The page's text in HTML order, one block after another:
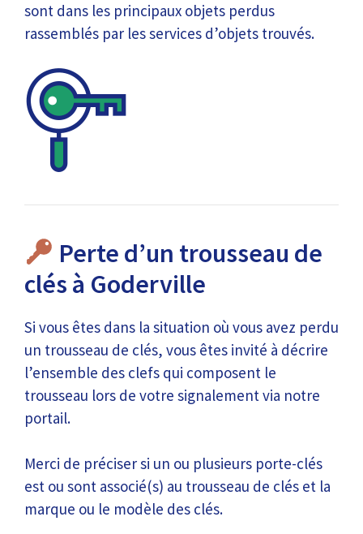
sont dans les principaux objets perdus
rassemblés par les services d’objets trouvés.
Perte d’un trousseau de
clés à Goderville
Si vous êtes dans la situation où vous avez perdu
un trousseau de clés, vous êtes invité à décrire
l’ensemble des clefs qui composent le
trousseau lors de votre signalement via notre
portail.
Merci de préciser si un ou plusieurs porte-clés
est ou sont associé(s) au trousseau de clés et la
marque ou le modèle des clés.